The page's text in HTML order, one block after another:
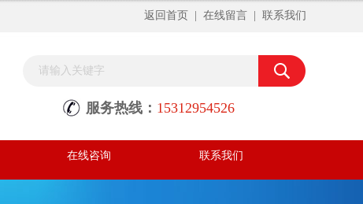
返回首页 在线留言 联系我们
服务热线： 15312954526
在线咨询 联系我们